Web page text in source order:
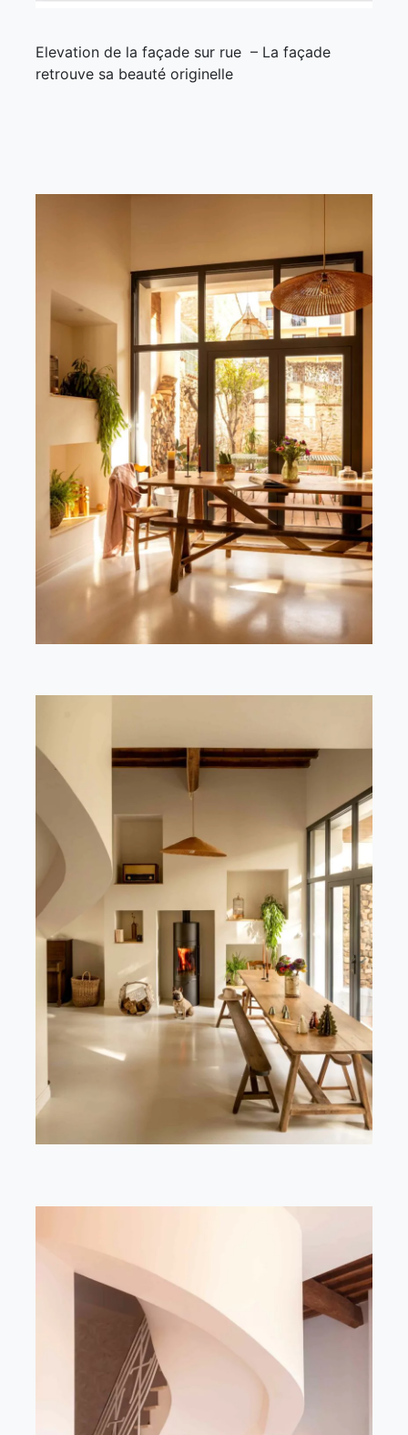
Elevation de la façade sur rue – La façade
retrouve sa beauté originelle